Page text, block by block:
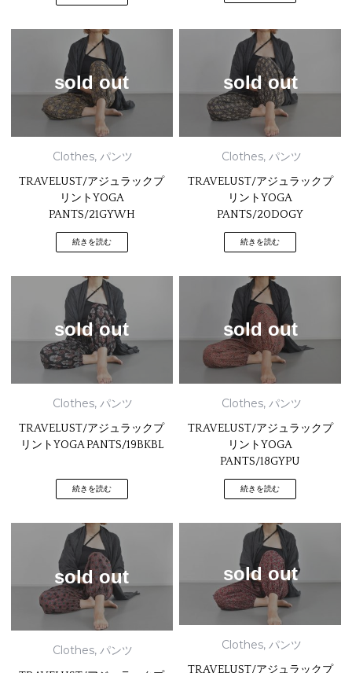
sold out
Clothes,パンツ
TRAVELUST/アジュラックプ
リントYOGA
PANTS/21GYWH
続きを読む
sold out
Clothes, パンツ
TRAVELUST/アジュラックプ
リントYOGA
PANTS/20DOGY
続きを読む
sold out
Clothes,パンツ
TRAVELUST/アジュラックプ
リントYOGA PANTS/19BKBL
続きを読む
sold out
Clothes, パンツ
TRAVELUST/アジュラックプ
リントYOGA
PANTS/18GYPU
続きを読む
sold out
Clothes,パンツ
sold out
Clothes, パンツ
TRAVELUST/アジュラックプ